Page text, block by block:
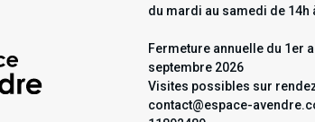
du mardi au samedi de 14h
Fermeture annuelle du 1er
septembre 2026
Visites possibles sur
contact@espace-